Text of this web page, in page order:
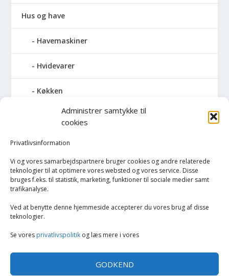
Administrer samtykke til
cookies
Privatlivsinformation
Vi og vores samarbejdspartnere bruger cookies og andre relaterede
teknologier til at optimere vores websted og vores service. Disse
bruges f.eks. til statistik, marketing, funktioner til sociale medier samt
trafikanalyse.
Ved at benytte denne hjemmeside accepterer du vores brug af disse
teknologier.
Se vores privatlivspolitik og læs mere i vores
GODKEND
Hus og have
Havemaskiner
Hvidevarer
Køkken
Elkedler
Kaffemaskiner
Køkkenmaskiner og tilbehør
Køkkenvægte
Opvarmning